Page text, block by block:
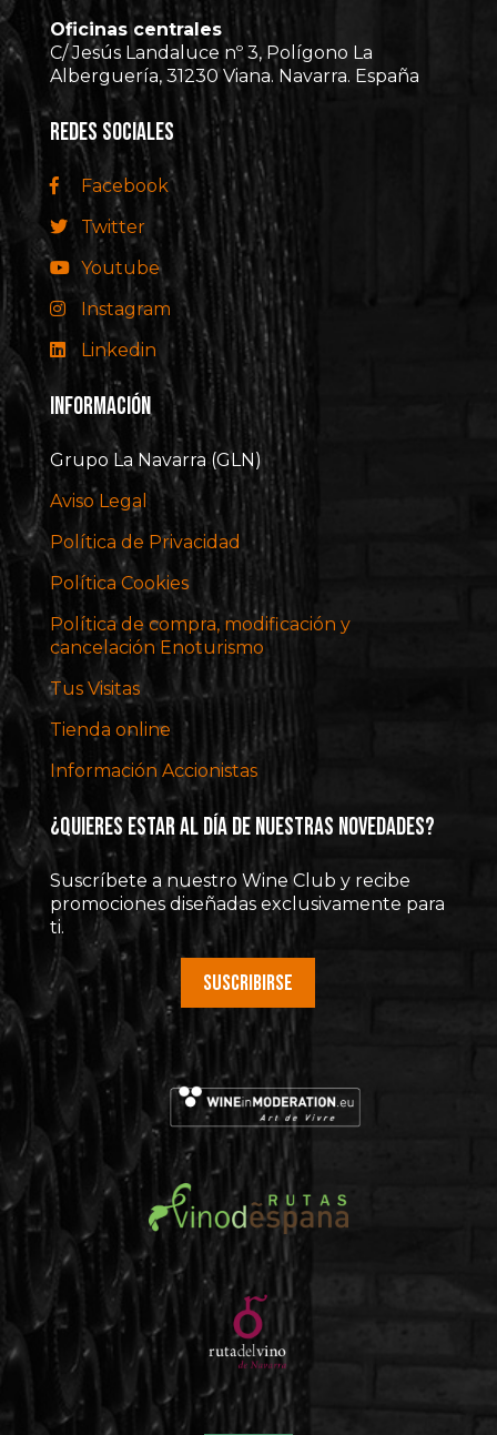
Oficinas centrales
C/ Jesús Landaluce nº 3, Polígono La
Alberguería, 31230 Viana. Navarra. España
REDES SOCIALES
Facebook
Twitter
Youtube
Instagram
Linkedin
INFORMACIÓN
Grupo La Navarra (GLN)
Aviso Legal
Política de Privacidad
Política Cookies
Política de compra, modificación y
cancelación Enoturismo
Tus Visitas
Tienda online
Información Accionistas
¿Quieres estar al día de nuestras novedades?
Suscríbete a nuestro Wine Club y recibe
promociones diseñadas exclusivamente para
ti.
Suscribirse